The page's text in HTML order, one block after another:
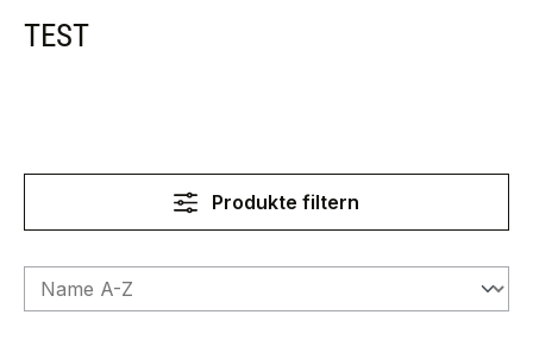
TEST
Produkte filtern